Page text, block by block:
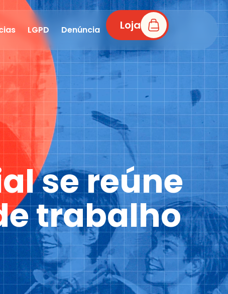
LGPD Denúncia Loja
se reúne
trabalho